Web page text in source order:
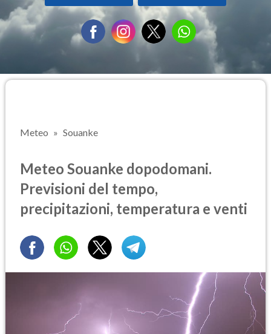
Meteo Souanke
Meteo Souanke dopodomani.
Previsioni del tempo,
precipitazioni, temperatura e venti